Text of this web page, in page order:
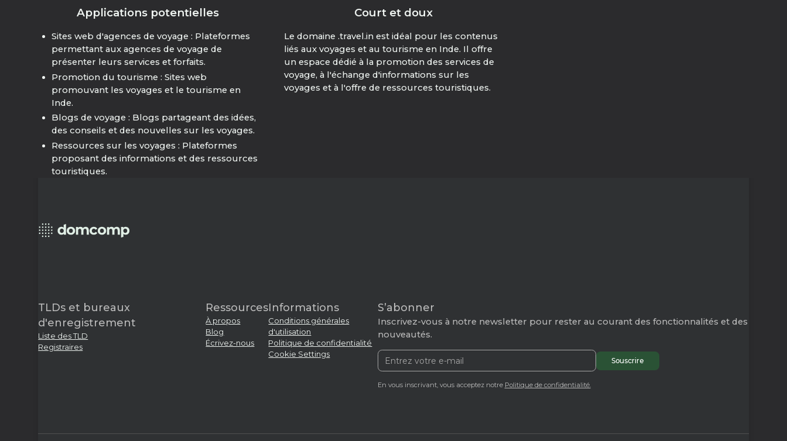
Applications potentielles
Sites web d'agences de voyage : Plateformes
permettant aux agences de voyage de
présenter leurs services et forfaits.
Promotion du tourisme : Sites web
promouvant les voyages et le tourisme en
Inde.
Blogs de voyage : Blogs partageant des idées,
des conseils et des nouvelles sur les voyages.
Ressources sur les voyages : Plateformes
proposant des informations et des ressources
touristiques.
Court et doux
Le domaine .travel.in est idéal pour les contenus
liés aux voyages et au tourisme en Inde. Il offre
un espace dédié à la promotion des services de
voyage, à l'échange d'informations sur les
voyages et à l'offre de ressources touristiques.
TLDs et bureaux
d'enregistrement
Liste des TLD
Registraires
Ressources
À propos
Blog
Écrivez-nous
Informations
Conditions générales
d'utilisation
Politique de confidentialité
Cookie Settings
S’abonner
Inscrivez-vous à notre newsletter pour rester au courant des fonctionnalités et des
nouveautés.
En vous inscrivant, vous acceptez notre Politique de confidentialité.